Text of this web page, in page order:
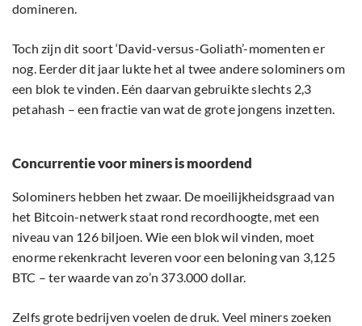
domineren.
Toch zijn dit soort ‘David-versus-Goliath’-momenten er
nog. Eerder dit jaar lukte het al twee andere solominers om
een blok te vinden. Eén daarvan gebruikte slechts 2,3
petahash – een fractie van wat de grote jongens inzetten.
Concurrentie voor miners is moordend
Solominers hebben het zwaar. De moeilijkheidsgraad van
het Bitcoin-netwerk staat rond recordhoogte, met een
niveau van 126 biljoen. Wie een blok wil vinden, moet
enorme rekenkracht leveren voor een beloning van 3,125
BTC – ter waarde van zo’n 373.000 dollar.
Zelfs grote bedrijven voelen de druk. Veel miners zoeken